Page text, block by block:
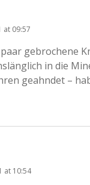
at 09:57
gebrochene
in die
geahndet –
at 10:54